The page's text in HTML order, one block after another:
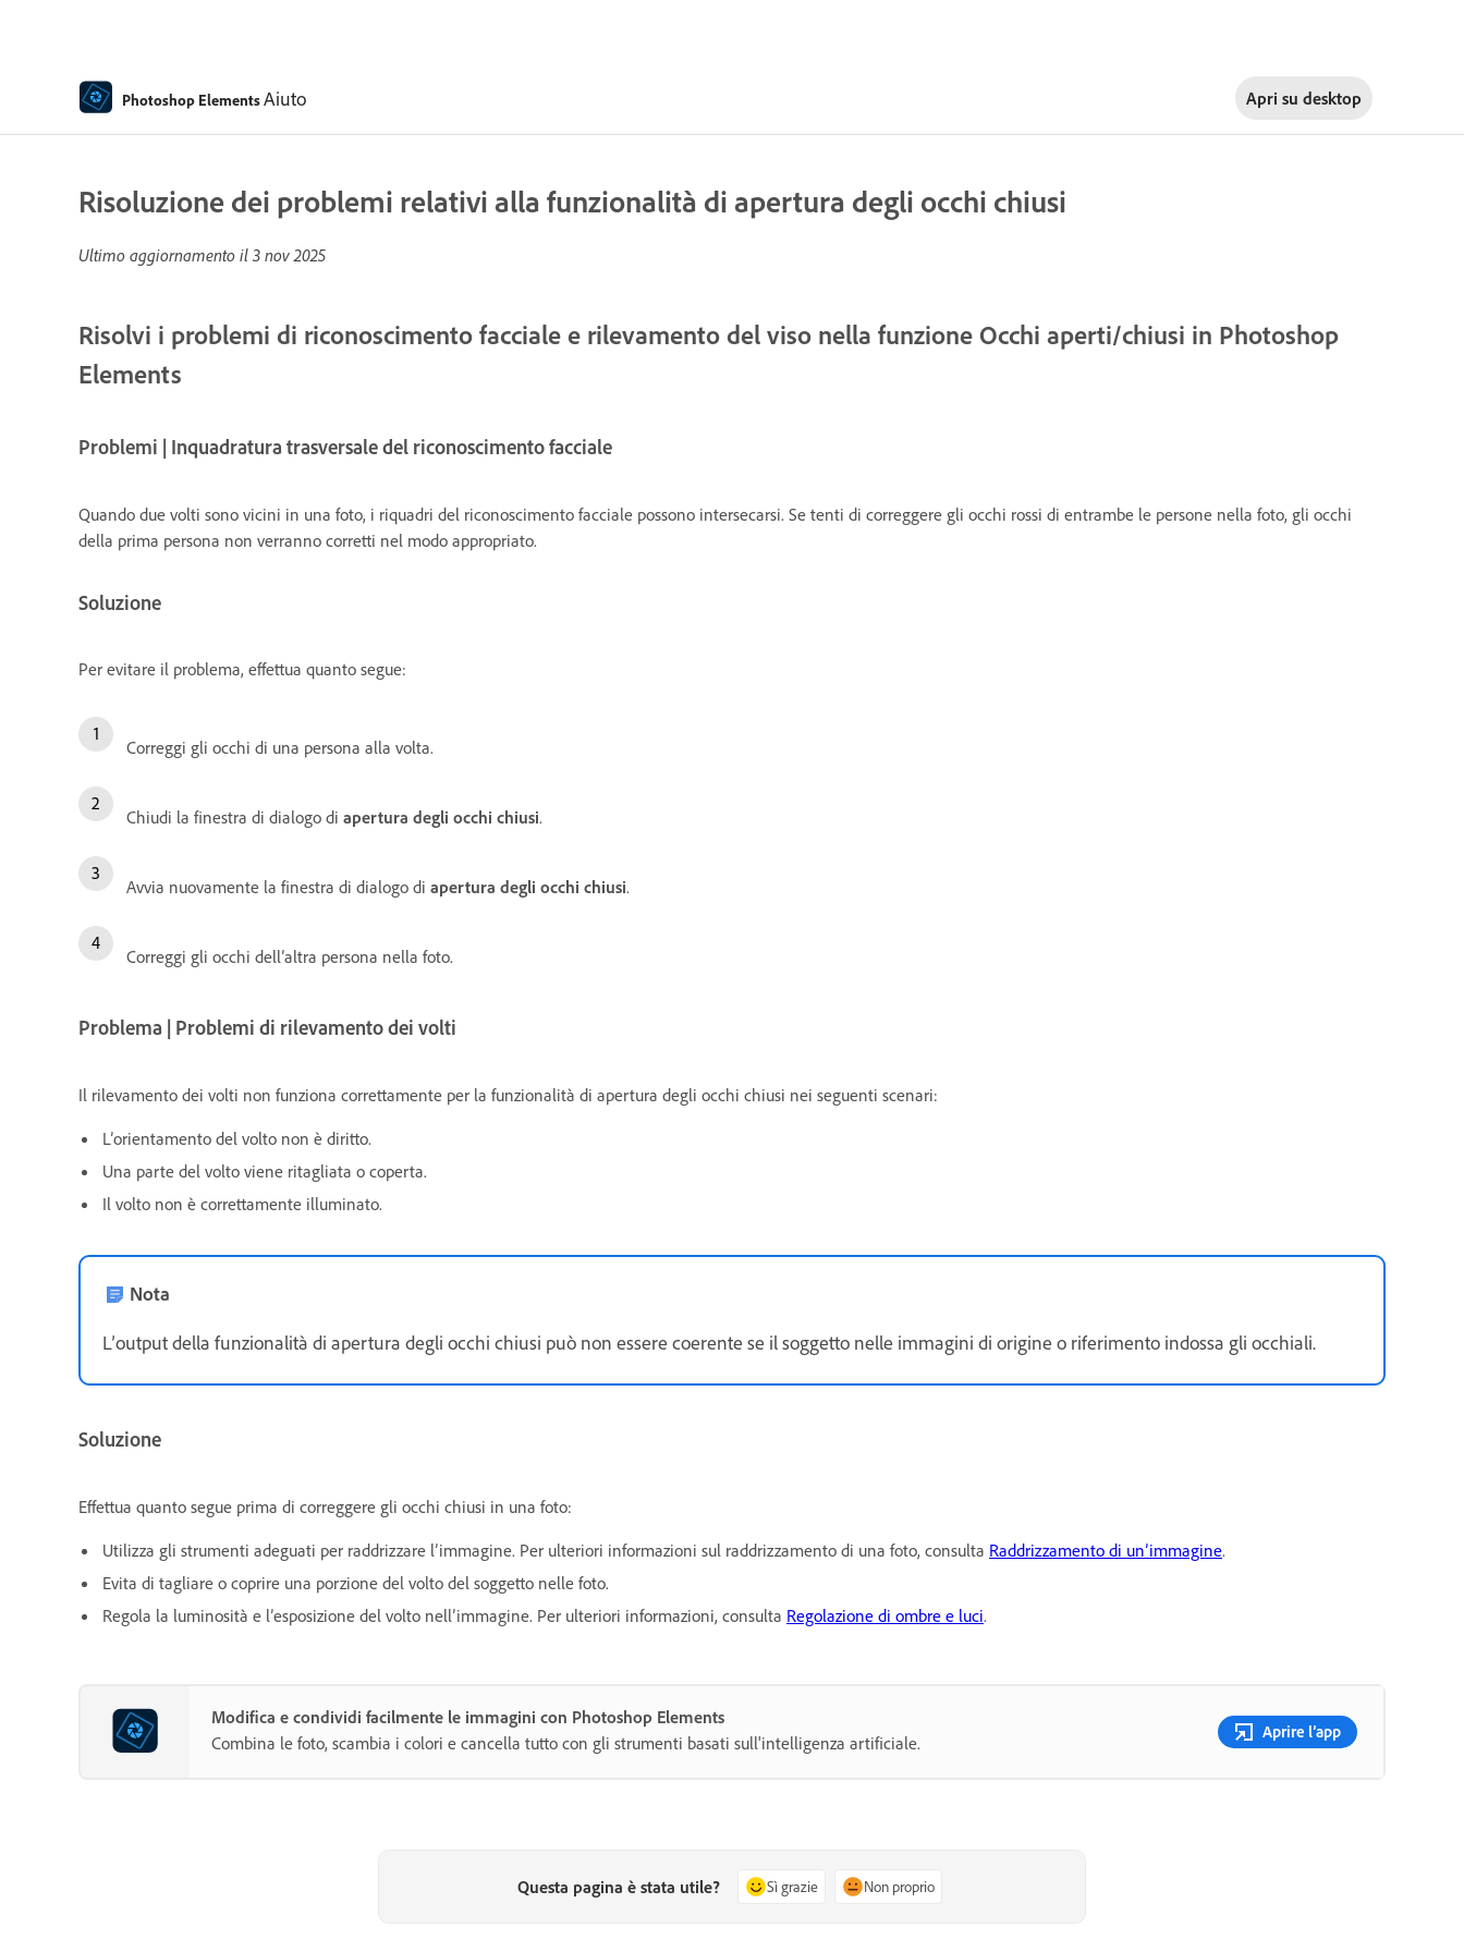
Photoshop ElementsAiuto Apri su desktop
Risoluzione dei problemi relativi alla funzionalità di apertura degli occhi chiusi
Ultimo aggiornamento il 3 nov 2025
Risolvi i problemi di riconoscimento facciale e rilevamento del viso nella funzione Occhi aperti/chiusi in Photoshop
Elements
Problemi | Inquadratura trasversale del riconoscimento facciale
Quando due volti sono vicini in una foto, i riquadri del riconoscimento facciale possono intersecarsi. Se tenti di correggere gli occhi rossi di entrambe le persone nella foto, gli occhi
della prima persona non verranno corretti nel modo appropriato.
Soluzione
Per evitare il problema, effettua quanto segue:
Correggi gli occhi di una persona alla volta.
Chiudi la finestra di dialogo di apertura degli occhi chiusi.
Avvia nuovamente la finestra di dialogo di apertura degli occhi chiusi.
Correggi gli occhi dell’altra persona nella foto.
Problema | Problemi di rilevamento dei volti
Il rilevamento dei volti non funziona correttamente per la funzionalità di apertura degli occhi chiusi nei seguenti scenari:
L’orientamento del volto non è diritto.
Una parte del volto viene ritagliata o coperta.
Il volto non è correttamente illuminato.
Nota
L’output della funzionalità di apertura degli occhi chiusi può non essere coerente se il soggetto nelle immagini di origine o riferimento indossa gli occhiali.
Soluzione
Effettua quanto segue prima di correggere gli occhi chiusi in una foto:
Utilizza gli strumenti adeguati per raddrizzare l’immagine. Per ulteriori informazioni sul raddrizzamento di una foto, consulta Raddrizzamento di un’immagine.
Evita di tagliare o coprire una porzione del volto del soggetto nelle foto.
Regola la luminosità e l’esposizione del volto nell’immagine. Per ulteriori informazioni, consulta Regolazione di ombre e luci.
Modifica e condividi facilmente le immagini con Photoshop Elements
Combina le foto, scambia i colori e cancella tutto con gli strumenti basati sull'intelligenza artificiale.
Aprire l’app
Questa pagina è stata utile? Sì grazie Non proprio